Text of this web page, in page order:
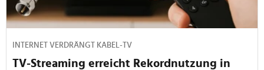
INTERNET VERDRÄNGT KABEL-TV
TV-Streaming erreicht Rekordnutzung in